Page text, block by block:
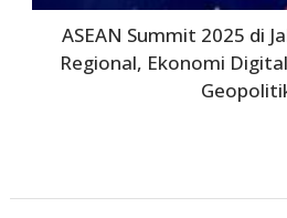
ASEAN Summit 2025 di
Regional, Ekonomi